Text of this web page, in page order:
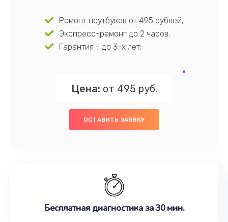
Ремонт ноутбуков от 495 рублей;
Экспресс-ремонт до 2 часов;
Гарантия - до 3-х лет;
Цена: от 495 руб.
ОСТАВИТЬ ЗАЯВКУ
Бесплатная диагностика за 30 мин.